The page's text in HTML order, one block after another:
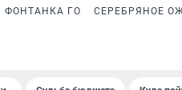
ФОНТАНКА ГО СЕРЕБРЯНОЕ